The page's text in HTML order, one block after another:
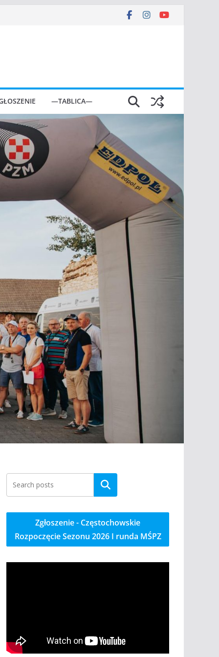
—TABLICA—
Szukaj
Zgłoszenie - Częstochowskie
Rozpoczęcie Sezonu 2026 I runda MŚPZ